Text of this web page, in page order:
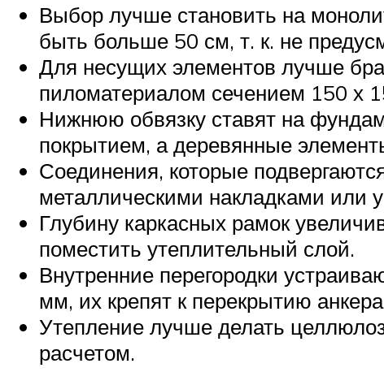
Выбор лучше становить на
быть больше 50 см, т. к. не
Для несущих элементов лучше
пиломатериалом сечением 150 х
Нижнюю обвязку ставят на
покрытием, а деревянные
Соединения, которые
металлическими накладками или
Глубину каркасных рамок
поместить утеплительный слой.
Внутренние перегородки
мм, их крепят к перекрытию
Утепление лучше делать
расчетом.